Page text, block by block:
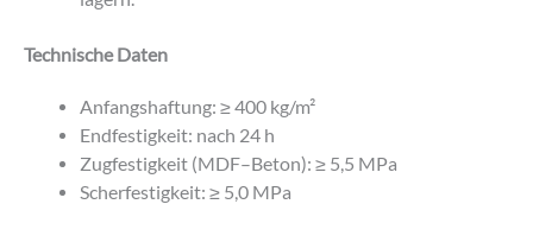
Technische Daten
Anfangshaftung: ≥ 400 kg/m²
Endfestigkeit: nach 24 h
Zugfestigkeit (MDF–Beton): ≥ 5,5 MPa
Scherfestigkeit: ≥ 5,0 MPa